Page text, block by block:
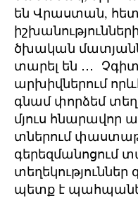
են Վրաստան,
ծխական
տարել են ․․․
արխիվներում
գնամ փորձեմ
մյուս հնարավոր
տներում
գերեզմանոցում
տեղեկություններ
պետք է պահպանել